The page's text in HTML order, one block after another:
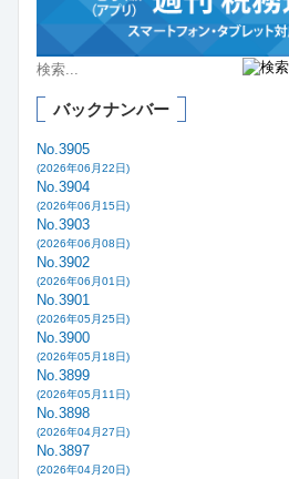
バックナンバー
No.3905
(2026年06月22日)
No.3904
(2026年06月15日)
No.3903
(2026年06月08日)
No.3902
(2026年06月01日)
No.3901
(2026年05月25日)
No.3900
(2026年05月18日)
No.3899
(2026年05月11日)
No.3898
(2026年04月27日)
No.3897
(2026年04月20日)